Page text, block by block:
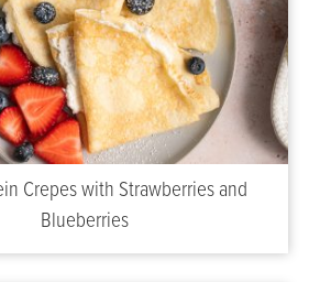
Crepes with Strawberries and
Blueberries